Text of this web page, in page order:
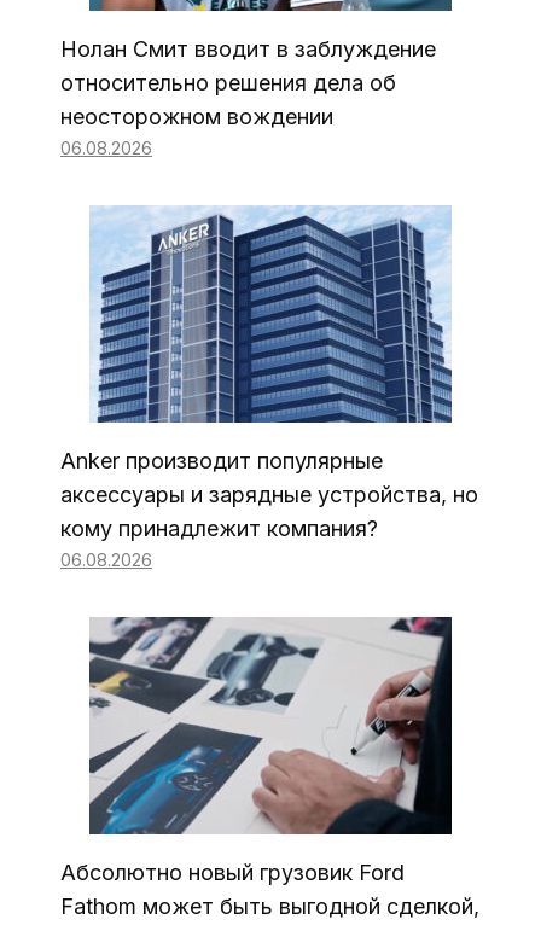
Нолан Смит вводит в заблуждение
относительно решения дела об
неосторожном вождении
06.08.2026
Anker производит популярные
аксессуары и зарядные устройства, но
кому принадлежит компания?
06.08.2026
Абсолютно новый грузовик Ford
Fathom может быть выгодной сделкой,